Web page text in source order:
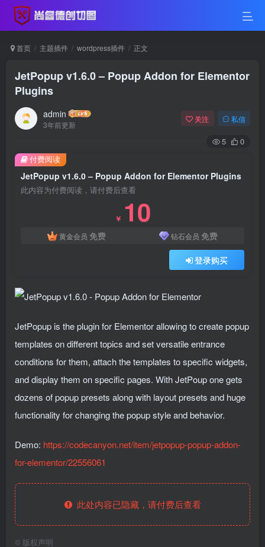
首页 主题插件 wordpress插件 正文
JetPopup v1.6.0 – Popup Addon for Elementor
Plugins
admin
3年前更新
关注 私信
5 0
JetPopup v1.6.0 – Popup Addon for Elementor Plugins
此内容为付费阅读，请付费后查看
￥ 10
黄金会员 免费 钻石会员 免费
登录购买
付费阅读
JetPopup is the plugin for Elementor allowing to create popup
templates on different topics and set versatile entrance
conditions for them, attach the templates to specific widgets,
and display them on specific pages. With JetPoup one gets
dozens of popup presets along with layout presets and huge
functionality for changing the popup style and behavior.
Demo: https://codecanyon.net/item/jetpopup-popup-addon-
for-elementor/22556061
此处内容已隐藏，请付费后查看
© 版权声明